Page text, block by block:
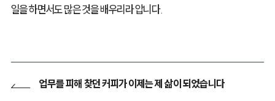
일을 하면서도 많은 것을 배우리라 압니다.
업무를 피해 찾던 커피가 이제는 제 삶이 되었습니다